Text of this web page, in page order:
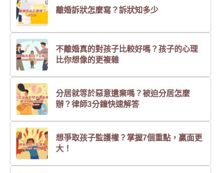
離婚訴狀怎麼寫？訴狀知多少
不離婚真的對孩子比較好嗎？孩子的心理
比你想像的更複雜
分居就等於惡意遺棄嗎？被迫分居怎麼
辦？律師3分鐘快速解答
想爭取孩子監護權？掌握7個重點，贏面更
大！